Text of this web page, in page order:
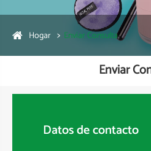
Hogar Enviar Consulta
Enviar
Datos de contacto